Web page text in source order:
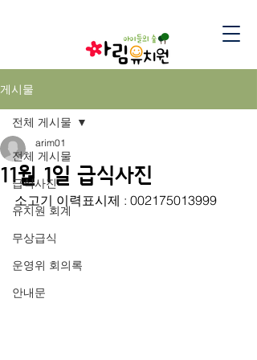
게시물
전체 게시물
급식사진
유치원 회계
무상급식
운영위 회의록
안내문
전체 게시물
11월 1일 급식사진
arim01
소고기 이력표시제 : 002175013999